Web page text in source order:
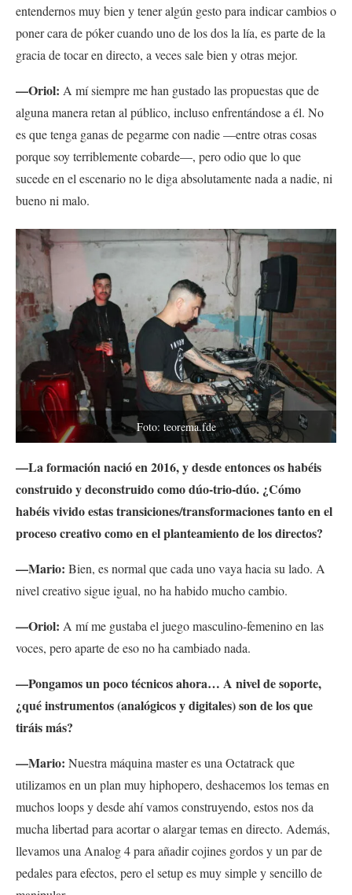
entendernos muy bien y tener algún gesto para indicar cambios o
poner cara de póker cuando uno de los dos la lía, es parte de la
gracia de tocar en directo, a veces sale bien y otras mejor.
—Oriol: A mí siempre me han gustado las propuestas que de
alguna manera retan al público, incluso enfrentándose a él. No
es que tenga ganas de pegarme con nadie —entre otras cosas
porque soy terriblemente cobarde—, pero odio que lo que
sucede en el escenario no le diga absolutamente nada a nadie, ni
bueno ni malo.
Foto: teorema.fde
—La formación nació en 2016, y desde entonces os habéis
construido y deconstruido como dúo-trio-dúo. ¿Cómo
habéis vivido estas transiciones/transformaciones tanto en el
proceso creativo como en el planteamiento de los directos?
—Mario: Bien, es normal que cada uno vaya hacia su lado. A
nivel creativo sigue igual, no ha habido mucho cambio.
—Oriol: A mí me gustaba el juego masculino-femenino en las
voces, pero aparte de eso no ha cambiado nada.
—Pongamos un poco técnicos ahora… A nivel de soporte,
¿qué instrumentos (analógicos y digitales) son de los que
tiráis más?
—Mario: Nuestra máquina master es una Octatrack que
utilizamos en un plan muy hiphopero, deshacemos los temas en
muchos loops y desde ahí vamos construyendo, estos nos da
mucha libertad para acortar o alargar temas en directo. Además,
llevamos una Analog 4 para añadir cojines gordos y un par de
pedales para efectos, pero el setup es muy simple y sencillo de